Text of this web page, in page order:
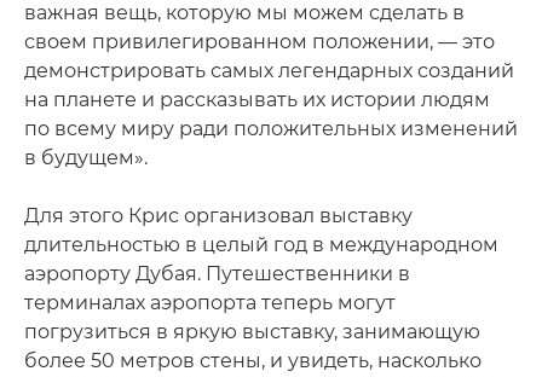
важная вещь, которую мы можем сделать в
своем привилегированном положении, — это
демонстрировать самых легендарных созданий
на планете и рассказывать их истории людям
по всему миру ради положительных изменений
в будущем».
Для этого Крис организовал выставку
длительностью в целый год в международном
аэропорту Дубая. Путешественники в
терминалах аэропорта теперь могут
погрузиться в яркую выставку, занимающую
более 50 метров стены, и увидеть, насколько